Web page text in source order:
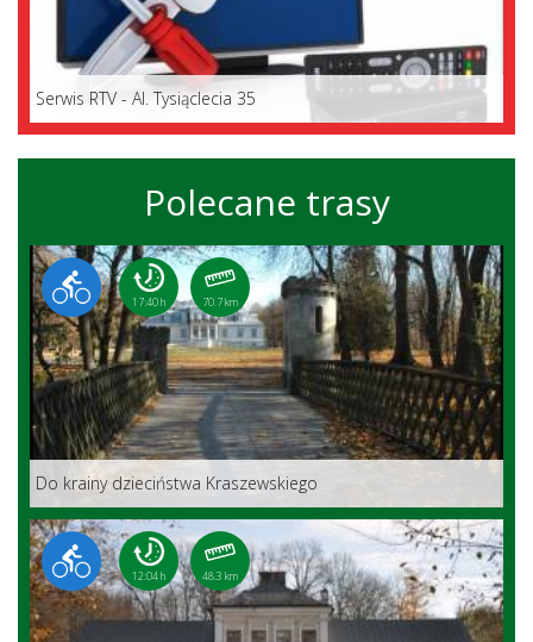
Serwis RTV - Al. Tysiąclecia 35
Polecane trasy
17:40 h 70.7 km
Do krainy dzieciństwa Kraszewskiego
12:04 h 48.3 km